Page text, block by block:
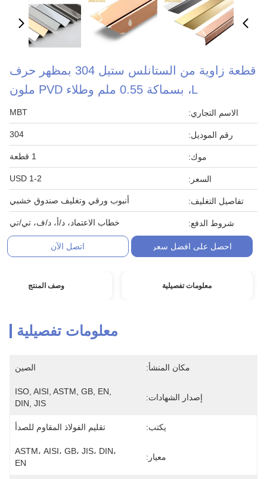
قطعة زاوية من الستانلس ستيل 304 بمظهر حرف
L، بسماكة 0.55 ملم وطلاء PVD ملون
الاسم التجاري: MBT
رقم الموديل: 304
موك: 1 قطعة
السعر: 1-2 USD
تفاصيل التغليف: أنبوب ورقي وتغليف صندوق خشبي
شروط الدفع: خطاب الاعتماد، د/أ، د/ف، تي/تي
احصل على افضل سعر اتصل الآن
معلومات تفصيلية وصف المنتج
معلومات تفصيلية
مكان المنشأ: الصين
إصدار الشهادات:
ISO, AISI, ASTM, GB, EN,
DIN, JIS
يكتب: تقليم الفولاذ المقاوم للصدأ
معيار:
ASTM، AISI، GB، JIS، DIN،
EN